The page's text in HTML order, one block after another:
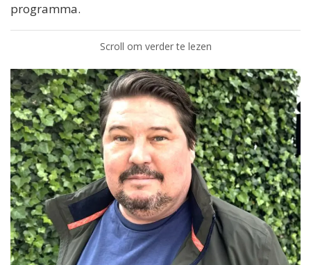
programma.
Scroll om verder te lezen